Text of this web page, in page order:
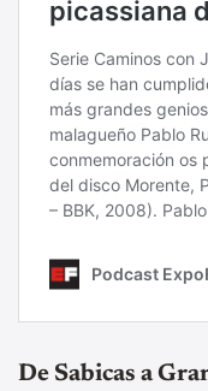
De Sabicas a